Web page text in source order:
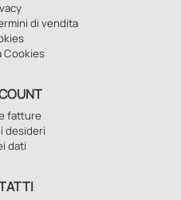
di vendita
Cookies
fatture
desideri
dati